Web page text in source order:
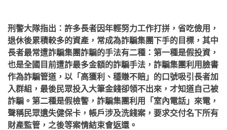
刑警大隊指出：許多長者因年輕努力工作打拼，省吃儉用，
退休後累積較多的資產，常成為詐騙集團下手的目標，其中
長者最常遭詐騙集團詐騙的手法有二種：第一種是假投資，
也是全國目前遭詐最多金額的詐騙手法，詐騙集團利用臉書
作為詐騙管道，以「高獲利、穩賺不賠」的口號吸引長者加
入群組，最後民眾投入大筆金錢卻領不出來，才知道自己被
詐騙。第二種是假檢警，詐騙集團利用「室內電話」來電，
聲稱民眾遺失健保卡，帳戶涉及洗錢案，要求交付名下所有
財產監管，之後等案情結束會返還。